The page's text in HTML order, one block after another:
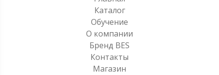
Каталог
Обучение
О компании
Бренд BES
Контакты
Магазин